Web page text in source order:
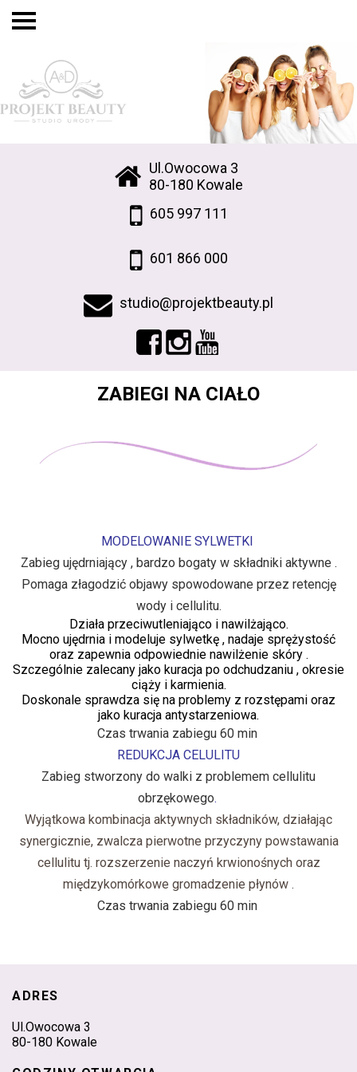
Ul.Owocowa 3
80-180 Kowale
605 997 111
601 866 000
studio@projektbeauty.pl
ZABIEGI NA CIAŁO
MODELOWANIE SYLWETKI
Zabieg ujędrniający , bardzo bogaty w składniki aktywne .
Pomaga złagodzić objawy spowodowane przez retencję
wody i cellulitu.
Działa przeciwutleniająco i nawilżająco.
Mocno ujędrnia i modeluje sylwetkę , nadaje sprężystość
oraz zapewnia odpowiednie nawilżenie skóry .
Szczególnie zalecany jako kuracja po odchudzaniu , okresie
ciąży i karmienia.
Doskonale sprawdza się na problemy z rozstępami oraz
jako kuracja antystarzeniowa.
Czas trwania zabiegu 60 min
REDUKCJA CELULITU
Zabieg stworzony do walki z problemem cellulitu
obrzękowego.
Wyjątkowa kombinacja aktywnych składników, działając
synergicznie, zwalcza pierwotne przyczyny powstawania
cellulitu tj. rozszerzenie naczyń krwionośnych oraz
międzykomórkowe gromadzenie płynów .
Czas trwania zabiegu 60 min
ADRES
Ul.Owocowa 3
80-180 Kowale